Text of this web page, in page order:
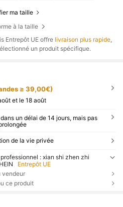
ma taille
à la taille
Entrepôt UE offre livraison plus rapide
un produit spécifique.
≥ 39,00€)
et le 18 août
un délai de 14 jours, mais pas
de la vie privée
: xian shi zhen zhi
Entrepôt UE
vendeur
ce produit